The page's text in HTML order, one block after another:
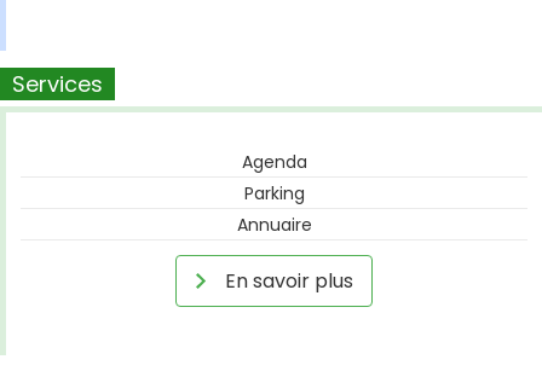
Services
Agenda
Parking
Annuaire
En savoir plus